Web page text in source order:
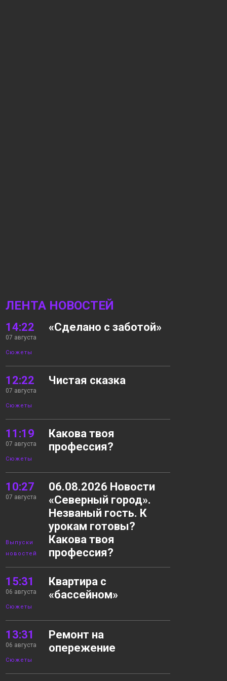
ЛЕНТА НОВОСТЕЙ
14:22
07 августа
Сюжеты
«Сделано с заботой»
12:22
07 августа
Сюжеты
Чистая сказка
11:19
07 августа
Сюжеты
Какова твоя
профессия?
10:27
07 августа
Выпуски
новостей
06.08.2026 Новости
«Северный город».
Незваный гость. К
урокам готовы?
Какова твоя
профессия?
15:31
06 августа
Сюжеты
Квартира с
«бассейном»
13:31
06 августа
Сюжеты
Ремонт на
опережение